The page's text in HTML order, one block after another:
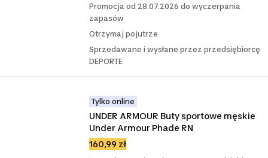
Promocja od 28.07.2026 do wyczerpania
zapasów
Otrzymaj pojutrze
Sprzedawane i wysłane przez przedsiębiorcę
DEPORTE
Tylko online
UNDER ARMOUR Buty sportowe męskie
Under Armour Phade RN
160,99 zł